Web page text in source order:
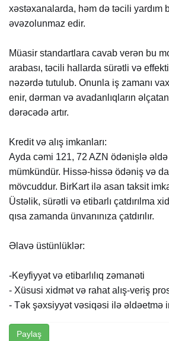
xəstəxanalarda, həm də təcili yardım
əvəzolunmaz edir.
Müasir standartlara cavab verən bu
arabası, təcili hallarda sürətli və
nəzərdə tutulub. Onunla iş zamanı
enir, dərman və avadanlıqların
dərəcədə artır.
Kredit və alış imkanları:
Ayda cəmi 121, 72 AZN ödənişlə
mümkündür. Hissə-hissə ödəniş və
mövcuddur. BirKart ilə asan taksit
Üstəlik, sürətli və etibarlı çatdırılma
qısa zamanda ünvanınıza çatdırılır.
Əlavə üstünlüklər:
-Keyfiyyət və etibarlılıq zəmanəti
- Xüsusi xidmət və rahat alış-veriş
- Tək şəxsiyyət vəsiqəsi ilə əldəetmə
ABS Elektrik təcili yardım və dərman
Paylaş